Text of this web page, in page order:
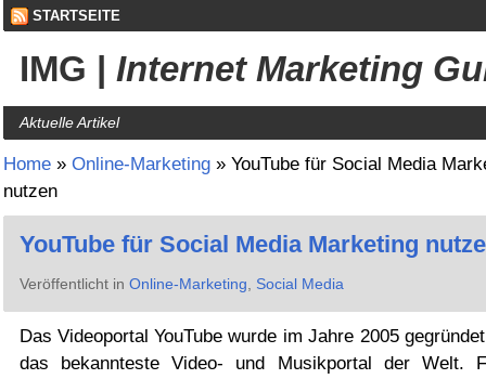
STARTSEITE
IMG | Internet Marketing
Aktuelle Artikel
Home» Online-Marketing» YouTube für Social Media
nutzen
YouTube für Social Media Marketing
Veröffentlicht in Online-Marketing Social Media
Das Videoportal YouTube wurde im Jahre 2005
das bekannteste Video- und Musikportal der Welt.